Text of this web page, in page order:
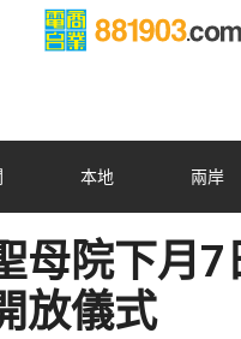
本地 兩岸
母院下月7
放儀式